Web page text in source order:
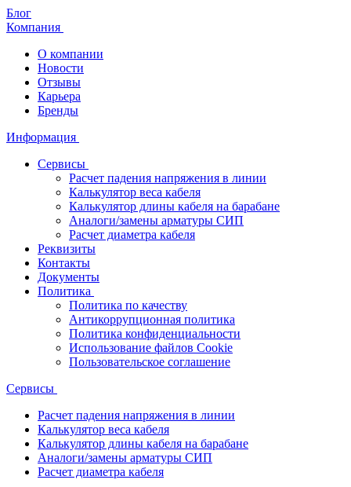
Блог
Компания
О компании
Новости
Отзывы
Карьера
Бренды
Информация
Сервисы
Расчет падения напряжения в линии
Калькулятор веса кабеля
Калькулятор длины кабеля на барабане
Аналоги/замены арматуры СИП
Расчет диаметра кабеля
Реквизиты
Контакты
Документы
Политика
Политика по качеству
Антикоррупционная политика
Политика конфиденциальности
Использование файлов Cookie
Пользовательское соглашение
Сервисы
Расчет падения напряжения в линии
Калькулятор веса кабеля
Калькулятор длины кабеля на барабане
Аналоги/замены арматуры СИП
Расчет диаметра кабеля